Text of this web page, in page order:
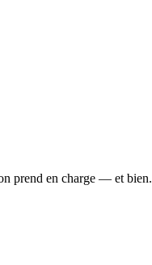
prend en charge — et bien.